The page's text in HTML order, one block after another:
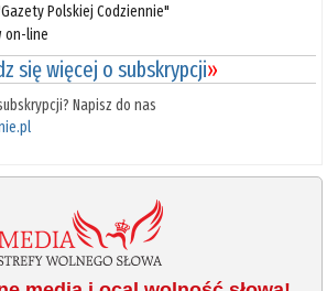
Polskiej Codziennie"
on-line
się więcej o subskrypcji»
Napisz do nas